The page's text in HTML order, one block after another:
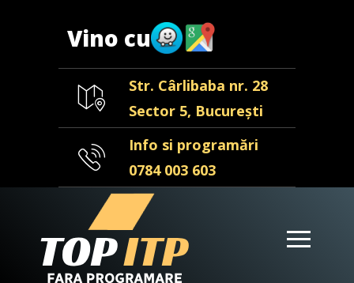
Vino cu
Str. Cârlibaba nr. 28
Sector 5, București
Info si programări
0784 003 603